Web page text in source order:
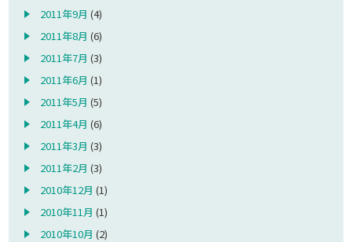
2011年9月 (4)
2011年8月 (6)
2011年7月 (3)
2011年6月 (1)
2011年5月 (5)
2011年4月 (6)
2011年3月 (3)
2011年2月 (3)
2010年12月 (1)
2010年11月 (1)
2010年10月 (2)